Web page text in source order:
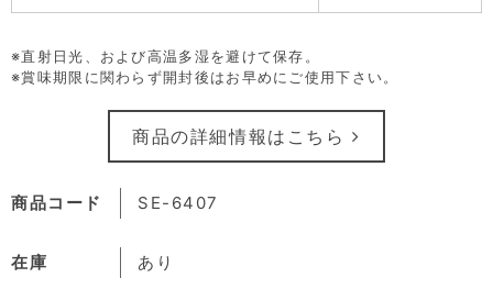
商品コード SE-6407
在庫 あり
※直射日光、および高温多湿を避けて保存。
※賞味期限に関わらず開封後はお早めにご使用下さい。
商品の詳細情報はこちら